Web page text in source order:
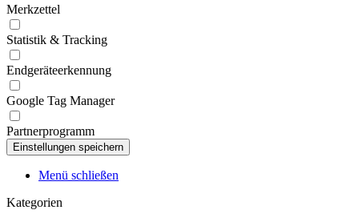
Merkzettel
Statistik & Tracking
Endgeräteerkennung
Google Tag Manager
Partnerprogramm
Menü schließen
Kategorien